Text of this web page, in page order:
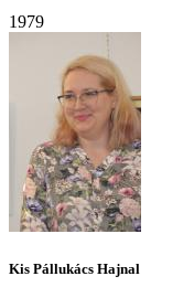
1979
Kis Pállukács Hajnal